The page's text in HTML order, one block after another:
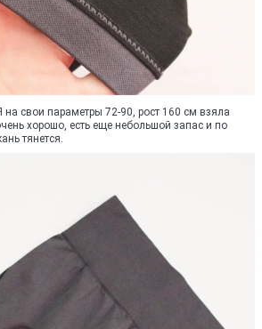
на свои параметры 72-90, рост 160 см взяла
хорошо, есть еще небольшой запас и по
тянется.